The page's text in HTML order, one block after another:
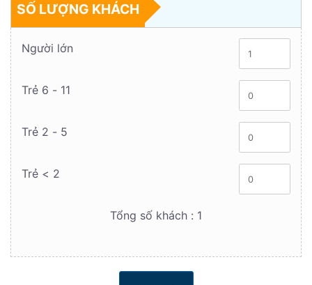
SỐ LƯỢNG KHÁCH
Người lớn
Trẻ 6 - 11
Trẻ 2 - 5
Trẻ < 2
Tổng số khách : 1